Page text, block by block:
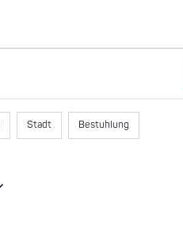
Stadt Bestuhlung